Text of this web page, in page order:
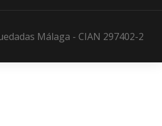
Málaga - CIAN 297402-2